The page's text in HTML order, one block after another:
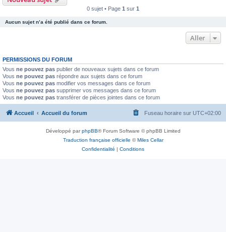
0 sujet • Page 1 sur 1
Aucun sujet n’a été publié dans ce forum.
Aller
PERMISSIONS DU FORUM
Vous ne pouvez pas publier de nouveaux sujets dans ce forum
Vous ne pouvez pas répondre aux sujets dans ce forum
Vous ne pouvez pas modifier vos messages dans ce forum
Vous ne pouvez pas supprimer vos messages dans ce forum
Vous ne pouvez pas transférer de pièces jointes dans ce forum
Accueil Accueil du forum Fuseau horaire sur UTC+02:00
Développé parphpBB® Forum Software © phpBB Limited
Traduction française officielle ©Miles Cellar
Confidentialité | Conditions